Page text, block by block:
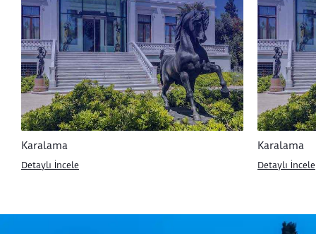
Karalama
Detaylı İncele
Karalama
Detaylı İncele